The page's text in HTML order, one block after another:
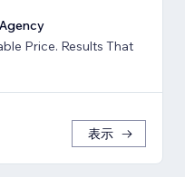
Price. Results That
表示